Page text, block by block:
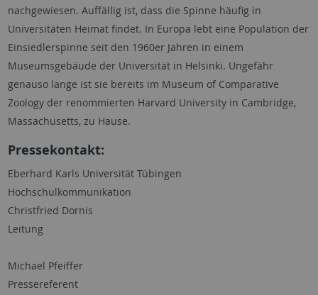
nachgewiesen. Auffällig ist, dass die Spinne häufig in
Universitäten Heimat findet. In Europa lebt eine Population der
Einsiedlerspinne seit den 1960er Jahren in einem
Museumsgebäude der Universität in Helsinki. Ungefähr
genauso lange ist sie bereits im Museum of Comparative
Zoologyder renommierten Harvard Universityin Cambridge,
Massachusetts, zu Hause.
Pressekontakt:
Eberhard Karls Universität Tübingen
Hochschulkommunikation
Christfried Dornis
Leitung
Michael Pfeiffer
Pressereferent